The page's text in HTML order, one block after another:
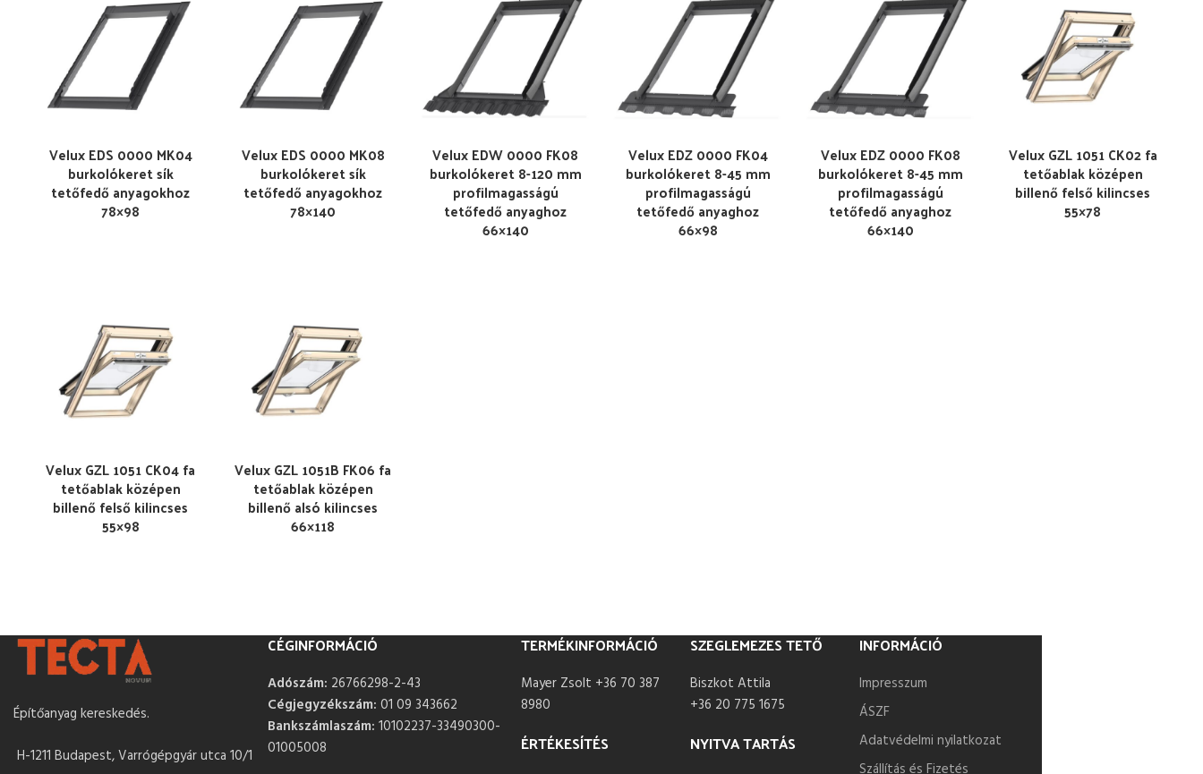
Velux EDS 0000 MK04
burkolókeret sík
tetőfedő anyagokhoz
78×98
Velux EDS 0000 MK08
burkolókeret sík
tetőfedő anyagokhoz
78×140
Velux EDW 0000 FK08
burkolókeret 8-120 mm
profilmagasságú
tetőfedő anyaghoz
66×140
Velux EDZ 0000 FK04
burkolókeret 8-45 mm
profilmagasságú
tetőfedő anyaghoz
66×98
Velux EDZ 0000 FK08
burkolókeret 8-45 mm
profilmagasságú
tetőfedő anyaghoz
66×140
Velux GZL 1051 CK02 fa
tetőablak középen
billenő felső kilincses
55×78
Velux GZL 1051 CK04 fa
tetőablak középen
billenő felső kilincses
55×98
Velux GZL 1051B FK06 fa
tetőablak középen
billenő alsó kilincses
66×118
Építőanyag kereskedés.
H-1211 Budapest, Varrógépgyár utca 10/1
CÉGINFORMÁCIÓ
Adószám: 26766298-2-43
Cégjegyzékszám: 01 09 343662
Bankszámlaszám: 10102237-33490300-
01005008
TERMÉKINFORMÁCIÓ
Mayer Zsolt +36 70 387
8980
ÉRTÉKESÍTÉS
SZEGLEMEZES TETŐ
Biszkot Attila
+36 20 775 1675
NYITVA TARTÁS
INFORMÁCIÓ
Impresszum
ÁSZF
Adatvédelmi nyilatkozat
Szállítás és Fizetés